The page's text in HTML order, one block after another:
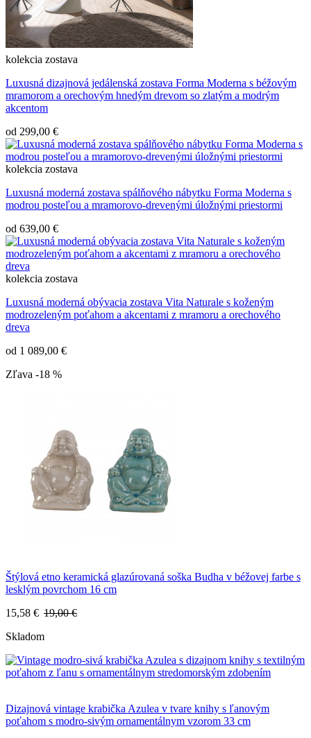
kolekcia zostava
Luxusná dizajnová jedálenská zostava Forma Moderna s béžovým
mramorom a orechovým hnedým drevom so zlatým a modrým
akcentom
od 299,00 €
kolekcia zostava
Luxusná moderná zostava spálňového nábytku Forma Moderna s
modrou posteľou a mramorovo-drevenými úložnými priestormi
od 639,00 €
kolekcia zostava
Luxusná moderná obývacia zostava Vita Naturale s koženým
modrozeleným poťahom a akcentami z mramoru a orechového
dreva
od 1 089,00 €
Zľava -18 %
Štýlová etno keramická glazúrovaná soška Budha v béžovej farbe s
lesklým povrchom 16 cm
15,58 € 19,00 €
Skladom
Dizajnová vintage krabička Azulea v tvare knihy s ľanovým
poťahom s modro-sivým ornamentálnym vzorom 33 cm